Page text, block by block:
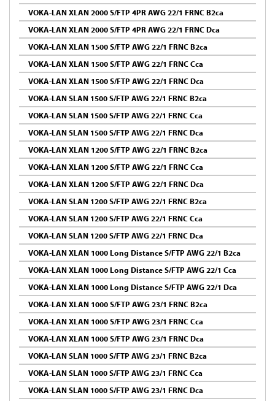
VOKA-LAN XLAN 2000 S/FTP 4PR AWG 22/1 FRNC B2ca
VOKA-LAN XLAN 2000 S/FTP 4PR AWG 22/1 FRNC Dca
VOKA-LAN XLAN 1500 S/FTP AWG 22/1 FRNC B2ca
VOKA-LAN XLAN 1500 S/FTP AWG 22/1 FRNC Cca
VOKA-LAN XLAN 1500 S/FTP AWG 22/1 FRNC Dca
VOKA-LAN SLAN 1500 S/FTP AWG 22/1 FRNC B2ca
VOKA-LAN SLAN 1500 S/FTP AWG 22/1 FRNC Cca
VOKA-LAN SLAN 1500 S/FTP AWG 22/1 FRNC Dca
VOKA-LAN XLAN 1200 S/FTP AWG 22/1 FRNC B2ca
VOKA-LAN XLAN 1200 S/FTP AWG 22/1 FRNC Cca
VOKA-LAN XLAN 1200 S/FTP AWG 22/1 FRNC Dca
VOKA-LAN SLAN 1200 S/FTP AWG 22/1 FRNC B2ca
VOKA-LAN SLAN 1200 S/FTP AWG 22/1 FRNC Cca
VOKA-LAN SLAN 1200 S/FTP AWG 22/1 FRNC Dca
VOKA-LAN XLAN 1000 Long Distance S/FTP AWG 22/1 B2ca
VOKA-LAN XLAN 1000 Long Distance S/FTP AWG 22/1 Cca
VOKA-LAN XLAN 1000 Long Distance S/FTP AWG 22/1 Dca
VOKA-LAN XLAN 1000 S/FTP AWG 23/1 FRNC B2ca
VOKA-LAN XLAN 1000 S/FTP AWG 23/1 FRNC Cca
VOKA-LAN XLAN 1000 S/FTP AWG 23/1 FRNC Dca
VOKA-LAN SLAN 1000 S/FTP AWG 23/1 FRNC B2ca
VOKA-LAN SLAN 1000 S/FTP AWG 23/1 FRNC Cca
VOKA-LAN SLAN 1000 S/FTP AWG 23/1 FRNC Dca